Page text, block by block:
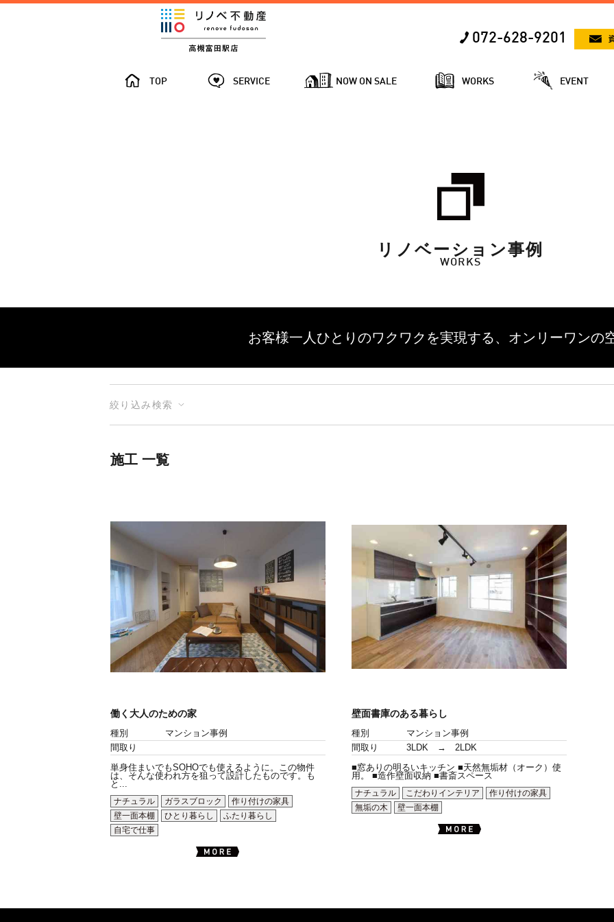
072-628-9201
TOP SERVICE NOW ON SALE WORKS EVENT
リノベーション事例
WORKS
お客様一人ひとりのワクワクを実現する、 オンリーワンの
絞り込み検索
施工 一覧
働く大人のための家
種別
マンション事例
間取り
単身住まいでもSOHOでも使えるように。この物件
は、そんな使われ方を狙って設計したものです。も
と...
ナチュラル
ガラスブロック
作り付けの家具
壁一面本棚
ひとり暮らし
ふたり暮らし
自宅で仕事
壁面書庫のある暮らし
種別
マンション事例
間取り
3LDK → 2LDK
■窓ありの明るいキッチン ■天然無垢材（オーク）使
用。 ■造作壁面収納 ■書斎スペース
ナチュラル
こだわりインテリア
作り付けの家具
無垢の木
壁一面本棚